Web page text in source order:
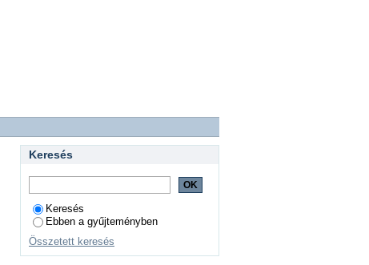
Keresés
Keresés
Ebben a gyűjteményben
Összetett keresés